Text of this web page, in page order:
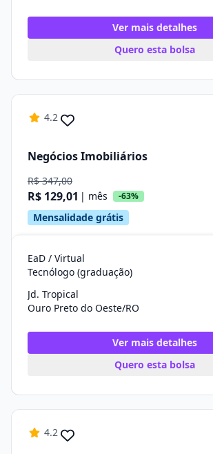
Ver mais detalhes
Quero esta bolsa
4.2
Negócios Imobiliários
R$ 347,00
R$ 129,01 | mês -63%
Mensalidade grátis
EaD / Virtual
Tecnólogo (graduação)
Jd. Tropical
Ouro Preto do Oeste/RO
Ver mais detalhes
Quero esta bolsa
4.2